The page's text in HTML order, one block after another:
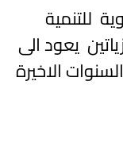
للتنمية
يعود الى
الاخيرة